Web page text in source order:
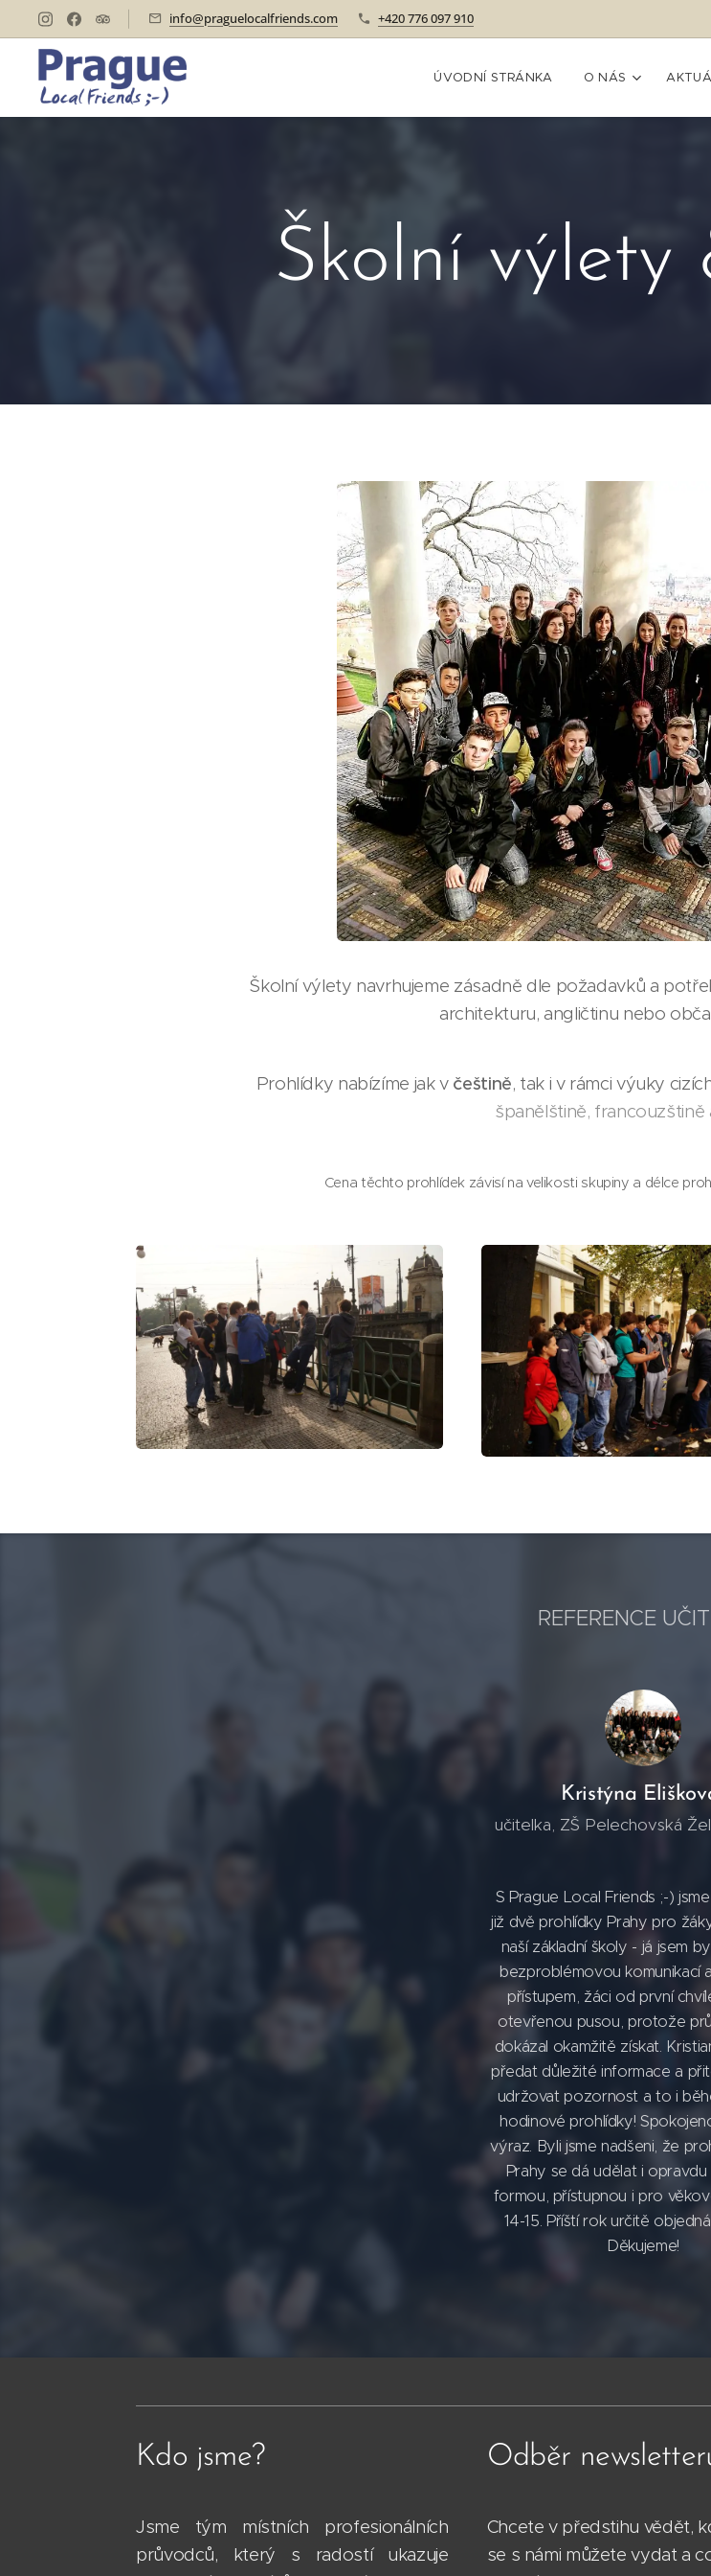
info@praguelocalfriends.com +420 776 097 910
ÚVODNÍ STRÁNKA O NÁS
Školní výlety
Školní výlety navrhujeme zásadně dle požadavků a
architekturu, angličtinu nebo
Prohlídky nabízíme jak v češtině, tak i v rámci výuky
španělštině, francouzštině
Cena těchto prohlídek závisí na velikosti skupiny a délce
REFERENCE
Kristýna
učitelka, ZŠ Pelechovská
S Prague Local Friends ;-)
již dvě prohlídky Prahy pro
naší základní školy - já jsem
bezproblémovou komunikací
přístupem, žáci od první
otevřenou pusou, protože
dokázal okamžitě získat.
předat důležité informace a
udržovat pozornost a to i
hodinové prohlídky!
výraz. Byli jsme nadšeni, že
Prahy se dá udělat i
formou, přístupnou i pro
14-15. Příští rok určitě
Děkujeme!
Kdo jsme?
Jsme tým místních profesionálních
průvodců, který s radostí ukazuje
Odběr
Chcete v předstihu vědět,
se s námi můžete vydat a